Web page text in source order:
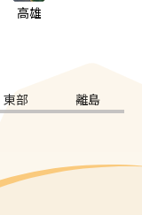
高雄
東部 離島